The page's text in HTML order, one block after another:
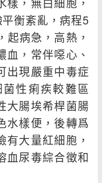
衡紊亂，病程5
起病急，高熱，
血，常伴噁心、
出現嚴重中毒症
性痢疾較難區
大腸埃希桿菌腸
水樣便，後轉爲
大量紅細胞，
血尿毒綜合徵和